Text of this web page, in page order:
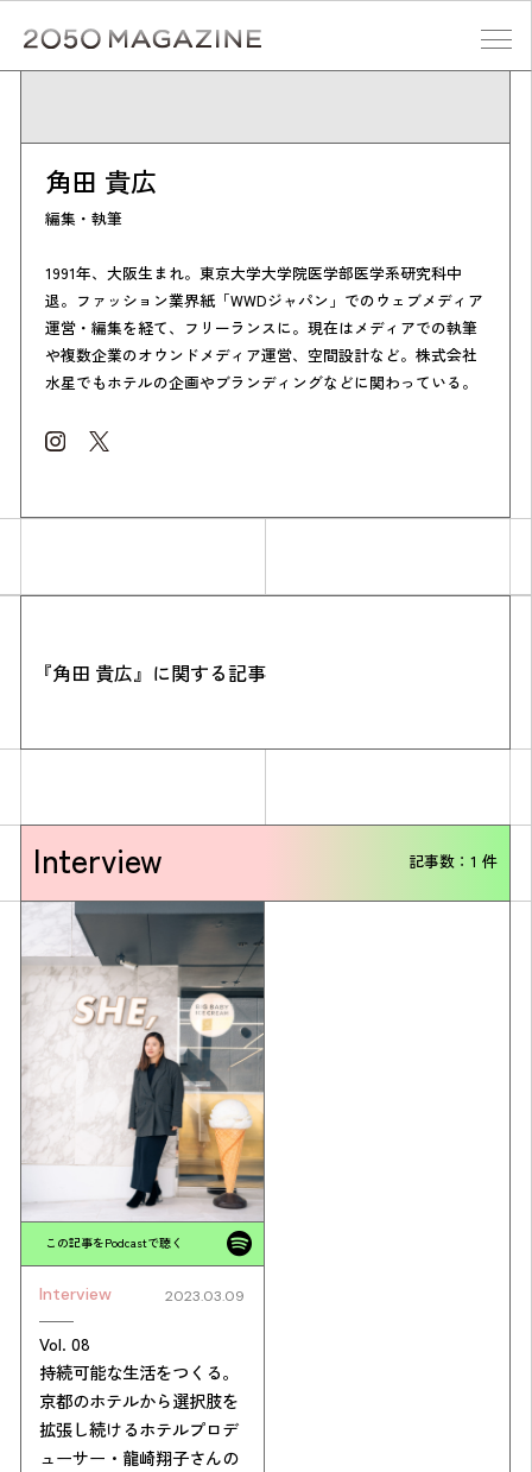
content
CO₂削減効果を測る
Action list
アクションリスト
角田 貴広
編集・執筆
1991年、大阪生まれ。東京大学大学院医学部医学系研究科中
退。ファッション業界紙「WWDジャパン」でのウェブメディア
運営・編集を経て、フリーランスに。現在はメディアでの執筆
や複数企業のオウンドメディア運営、空間設計など。株式会社
水星でもホテルの企画やブランディングなどに関わっている。
『角田 貴広』に関する記事
Interview 記事数：1 件
この記事をPodcastで聴く
Interview 2023.03.09
Vol. 08
持続可能な生活をつくる。
京都のホテルから選択肢を
拡張し続けるホテルプロデ
ューサー・龍崎翔子さんの